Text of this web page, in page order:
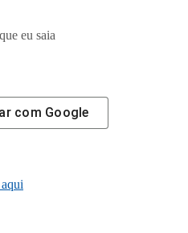
eu saia
com Google